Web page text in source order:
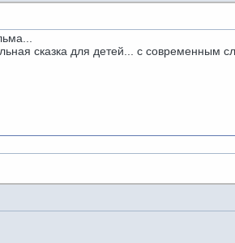
сказка для детей... с современным